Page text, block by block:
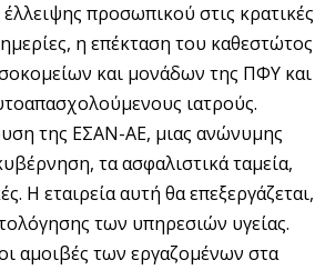
έλλειψης προσωπικού στις κρατικές
η επέκταση του καθεστώτος
και μονάδων της ΠΦΥ και
ιατρούς.
της ΕΣΑΝ-ΑΕ, μιας ανώνυμης
τα ασφαλιστικά ταμεία,
Η εταιρεία αυτή θα επεξεργάζεται,
των υπηρεσιών υγείας.
αμοιβές των εργαζομένων στα